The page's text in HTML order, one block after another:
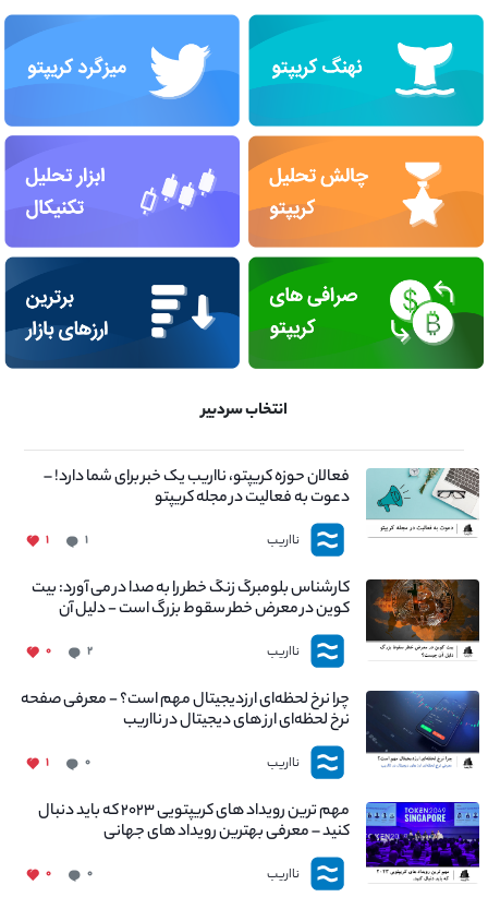
انتخاب سردبیر
فعالان حوزه کریپتو، نااریب یک خبر برای شما دارد! –
دعوت به فعالیت در مجله کریپتو
نااریب ۱ ۱
کارشناس بلومبرگ زنگ خطر را به صدا در می آورد: بیت
کوین در معرض خطر سقوط بزرگ است - دلیل آن
چیست؟
نااریب ۲ ۰
چرا نرخ لحظه‌ای ارزدیجیتال مهم است؟ - معرفی صفحه
نرخ لحظه‌ای ارز های دیجیتال در نااریب
نااریب ۰ ۱
مهم ترین رویداد های کریپتویی ۲۰۲۳ که باید دنبال
کنید – معرفی بهترین رویداد های جهانی
نااریب ۰ ۰